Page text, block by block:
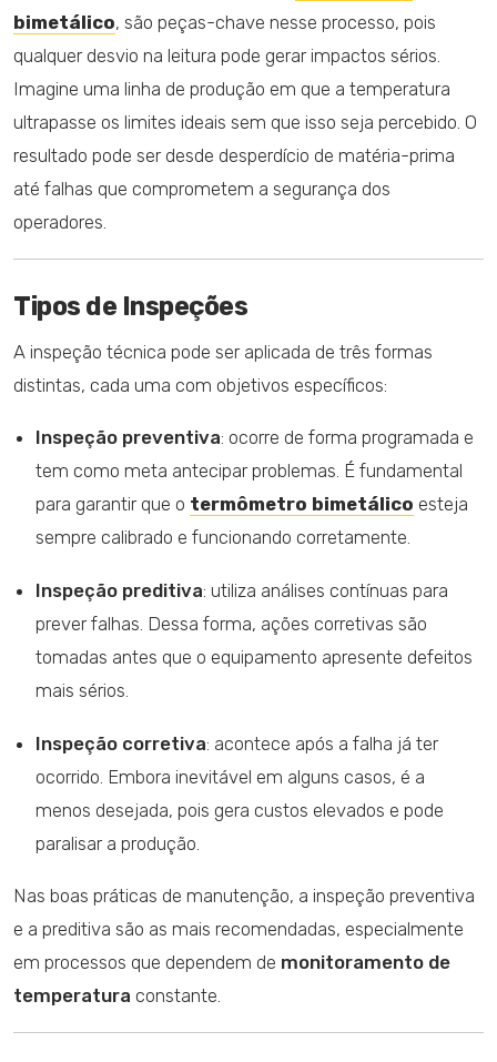
bimetálico, são peças-chave nesse processo, pois
qualquer desvio na leitura pode gerar impactos sérios.
Imagine uma linha de produção em que a temperatura
ultrapasse os limites ideais sem que isso seja percebido. O
resultado pode ser desde desperdício de matéria-prima
até falhas que comprometem a segurança dos
operadores.
Tipos de Inspeções
A inspeção técnica pode ser aplicada de três formas
distintas, cada uma com objetivos específicos:
Inspeção preventiva: ocorre de forma programada e
tem como meta antecipar problemas. É fundamental
para garantir que o termômetro bimetálico esteja
sempre calibrado e funcionando corretamente.
Inspeção preditiva: utiliza análises contínuas para
prever falhas. Dessa forma, ações corretivas são
tomadas antes que o equipamento apresente defeitos
mais sérios.
Inspeção corretiva: acontece após a falha já ter
ocorrido. Embora inevitável em alguns casos, é a
menos desejada, pois gera custos elevados e pode
paralisar a produção.
Nas boas práticas de manutenção, a inspeção preventiva
e a preditiva são as mais recomendadas, especialmente
em processos que dependem de monitoramento de
temperatura constante.